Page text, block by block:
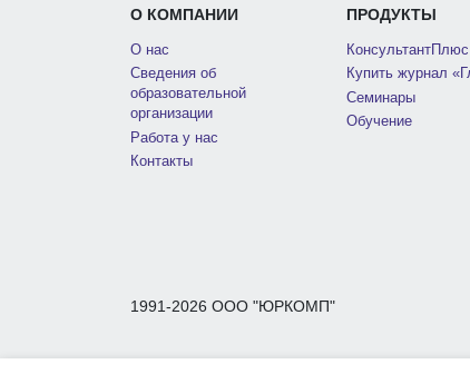
О КОМПАНИИ
О нас
Сведения об
образовательной
организации
Работа у нас
Контакты
ПРОДУКТЫ
КонсультантПлюс
Купить журнал
Семинары
Обучение
1991-2026 ООО "ЮРКОМП"